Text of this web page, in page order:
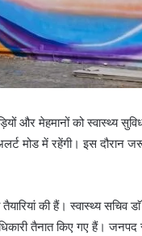
और मेहमानों को स्वास्थ्य
मोड में रहेंगी। इस दौरान
तैयारियां की हैं। स्वास्थ्य
तैनात किए गए हैं। जनपद